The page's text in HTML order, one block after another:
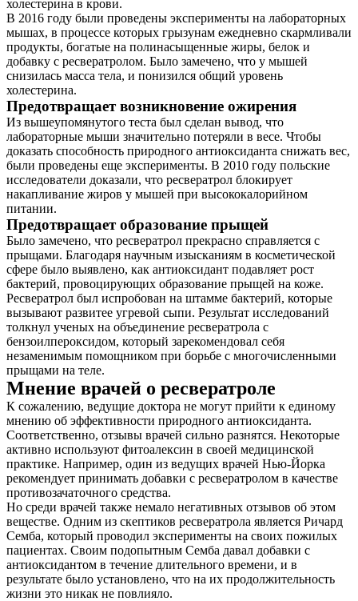
холестерина в крови.
В 2016 году были проведены эксперименты на лабораторных
мышах, в процессе которых грызунам ежедневно скармливали
продукты, богатые на полинасыщенные жиры, белок и
добавку с ресвератролом. Было замечено, что у мышей
снизилась масса тела, и понизился общий уровень
холестерина.
Предотвращает возникновение ожирения
Из вышеупомянутого теста был сделан вывод, что
лабораторные мыши значительно потеряли в весе. Чтобы
доказать способность природного антиоксиданта снижать вес,
были проведены еще эксперименты. В 2010 году польские
исследователи доказали, что ресвератрол блокирует
накапливание жиров у мышей при высококалорийном
питании.
Предотвращает образование прыщей
Было замечено, что ресвератрол прекрасно справляется с
прыщами. Благодаря научным изысканиям в косметической
сфере было выявлено, как антиоксидант подавляет рост
бактерий, провоцирующих образование прыщей на коже.
Ресвератрол был испробован на штамме бактерий, которые
вызывают развитее угревой сыпи. Результат исследований
толкнул ученых на объединение ресвератрола с
бензоилпероксидом, который зарекомендовал себя
незаменимым помощником при борьбе с многочисленными
прыщами на теле.
Мнение врачей о ресвератроле
К сожалению, ведущие доктора не могут прийти к единому
мнению об эффективности природного антиоксиданта.
Соответственно, отзывы врачей сильно разнятся. Некоторые
активно используют фитоалексин в своей медицинской
практике. Например, один из ведущих врачей Нью-Йорка
рекомендует принимать добавки с ресвератролом в качестве
противозачаточного средства.
Но среди врачей также немало негативных отзывов об этом
веществе. Одним из скептиков ресвератрола является Ричард
Семба, который проводил эксперименты на своих пожилых
пациентах. Своим подопытным Семба давал добавки с
антиоксидантом в течение длительного времени, и в
результате было установлено, что на их продолжительность
жизни это никак не повлияло.